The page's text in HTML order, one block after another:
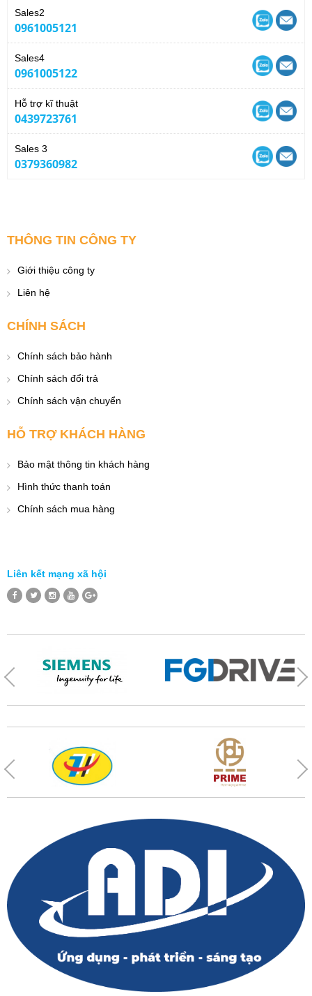
Sales2
0961005121
Sales4
0961005122
Hỗ trợ kĩ thuật
0439723761
Sales 3
0379360982
THÔNG TIN CÔNG TY
Giới thiệu công ty
Liên hệ
CHÍNH SÁCH
Chính sách bảo hành
Chính sách đổi trả
Chính sách vận chuyển
HỖ TRỢ KHÁCH HÀNG
Bảo mật thông tin khách hàng
Hình thức thanh toán
Chính sách mua hàng
Liên kết mạng xã hội